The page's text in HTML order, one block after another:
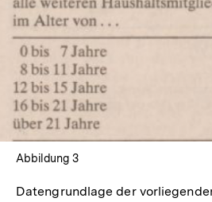
Abbildung 3
Datengrundlage der